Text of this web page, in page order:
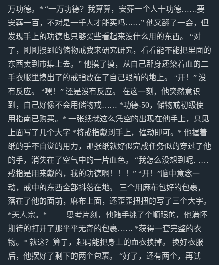
万功德。* “一万功德？我算算，安葬一个人十功德……要
安葬一百，不对是一千人才能买吗……” 他又翻了一会，但
发现手上的功德也只够买些看起来没什么用的东西。 “对
了，刚刚搜到的储物戒我来研究研究，看看能不能把里面的
东西卖到市集上去。” 他摸了摸，从自己那身还染着血的二
手衣服里摸出了的戒指放在了自己眼前的地上。 “开！” 没
有反应。 “嘿！” 还是没有反应。 在这一刻，他突然意识
到，自己好像不会用储物戒…… *功德-50，储物戒初级使
用指南已购买。* 一张纸就这么凭空的出现在他手上，只见
上面写了几个大字 *将戒指戴到手上，催动即可。* 他握着
纸的手不自觉的用力，那张纸就好似完成任务似的穿过了他
的手，消失在了空气中的一片血色。 “我怎么没想到呢……
戒指是用来戴的，我的功德啊！！！” “开！”脑中意念一
动，戒中的东西全部抖落在地。 三个用麻布包好的包裹，
落在了他的面前，麻布上面，还歪歪扭扭的写了三个大字。
*天人宗。* …… 思考片刻，他随手挑了个顺眼的，他满怀
期待的打开了那平平无奇的包裹…… *获得一套完整的衣
物。* 就这？算了，起码能把身上的血衣换掉。 换好衣服
后，他摆好了剩下的两个包裹。 “好了，还有两个，再试